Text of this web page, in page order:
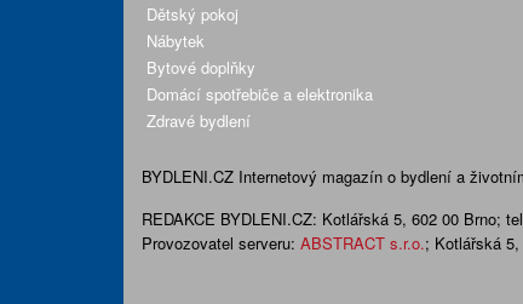
Dětský pokoj
Nábytek
Bytové doplňky
Domácí spotřebiče a elektronika
Zdravé bydlení
BYDLENI.CZ Internetový magazín o bydlení a
REDAKCE BYDLENI.CZ: Kotlářská 5, 602 00 Brno;
Provozovatel serveru: ABSTRACT s.r.o.; Kotlářská